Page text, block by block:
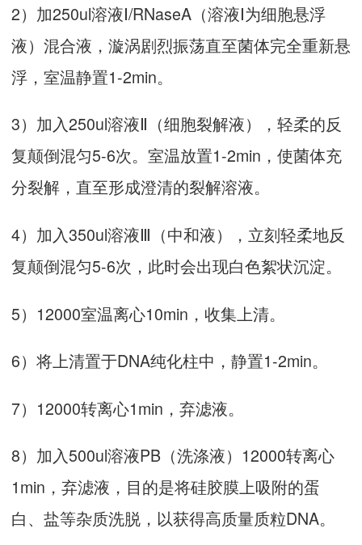
2）加250ul溶液Ⅰ/RNaseA（溶液Ⅰ为细胞悬浮
液）混合液，漩涡剧烈振荡直至菌体完全重新悬
浮，室温静置1-2min。
3）加入250ul溶液Ⅱ（细胞裂解液），轻柔的反
复颠倒混匀5-6次。室温放置1-2min，使菌体充
分裂解，直至形成澄清的裂解溶液。
4）加入350ul溶液Ⅲ（中和液），立刻轻柔地反
复颠倒混匀5-6次，此时会出现白色絮状沉淀。
5）12000室温离心10min，收集上清。
6）将上清置于DNA纯化柱中，静置1-2min。
7）12000转离心1min，弃滤液。
8）加入500ul溶液PB（洗涤液）12000转离心
1min，弃滤液，目的是将硅胶膜上吸附的蛋
白、盐等杂质洗脱，以获得高质量质粒DNA。